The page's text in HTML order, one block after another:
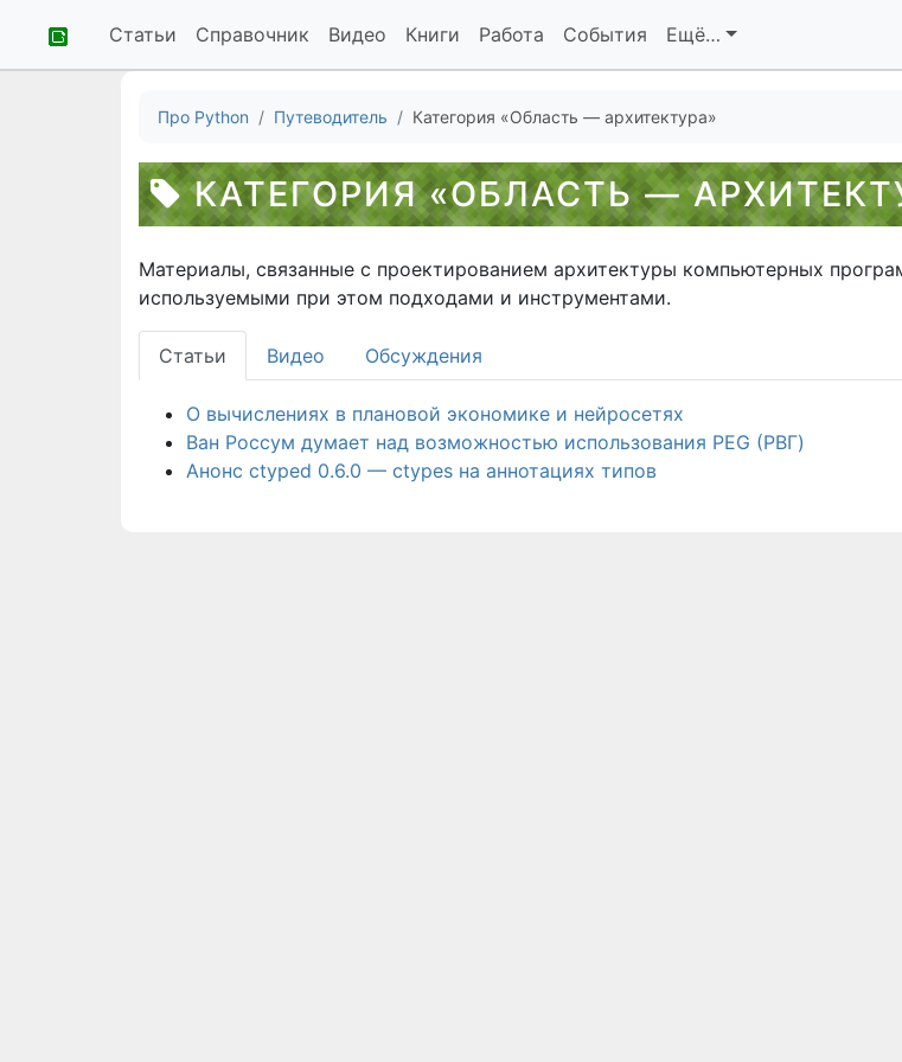
Статьи Справочник Видео Книги Работа События Ещё…
Про Python Путеводитель Категория «Область — архитектура»
КАТЕГОРИЯ «ОБЛАСТЬ —
Материалы, связанные с проектированием архитектуры компьютерных
используемыми при этом подходами и инструментами.
Статьи Видео Обсуждения
О вычислениях в плановой экономике и нейросетях
Ван Россум думает над возможностью использования PEG (РВГ)
Анонс ctyped 0.6.0 — ctypes на аннотациях типов